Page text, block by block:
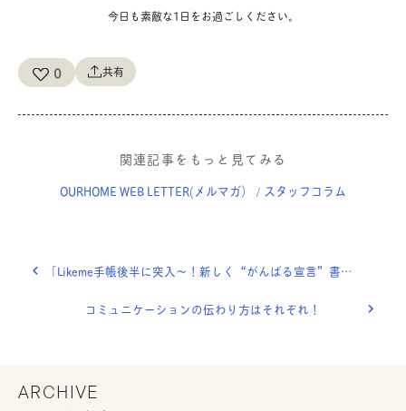
今日も素敵な1日をお過ごしください。
0 共有
関連記事をもっと見てみる
OURHOME WEB LETTER(メルマガ） / スタッフコラム
「Likeme手帳後半に突入〜！新しく“がんばる宣言”書きました！」OURHOME WEB LETTER
コミュニケーションの伝わり方はそれぞれ！
ARCHIVE